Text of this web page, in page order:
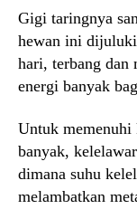
Gigi taringnya
hewan ini
hari, terbang dan
energi banyak
Untuk memenuhi
banyak,
dimana suhu
melambatkan